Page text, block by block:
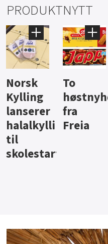
PRODUKTNYTT
Knalltall
for Açai
Bowl
Aass vil
bli
i lite-